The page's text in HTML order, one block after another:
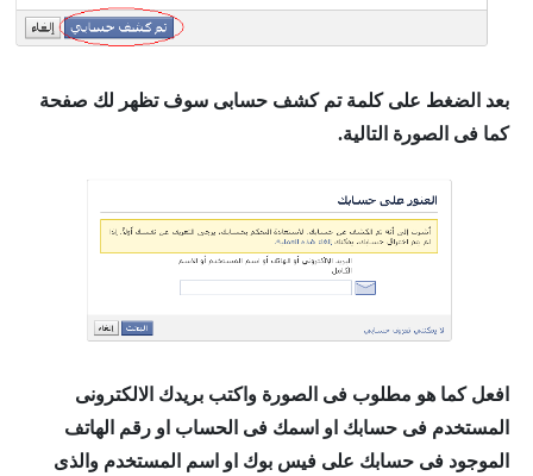
بعد الضغط على كلمة تم كشف حسابى سوف تظهر لك صفحة
كما فى الصورة التالية.
افعل كما هو مطلوب فى الصورة واكتب بريدك الالكترونى
المستخدم فى حسابك او اسمك فى الحساب او رقم الهاتف
الموجود فى حسابك على فيس بوك او اسم المستخدم والذى